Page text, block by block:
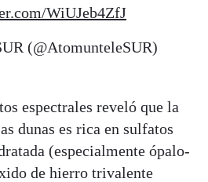
WiUJeb4ZfJ
(@AtomunteleSUR)
espectrales reveló que la
dunas es rica en sulfatos
(especialmente ópalo-
de hierro trivalente